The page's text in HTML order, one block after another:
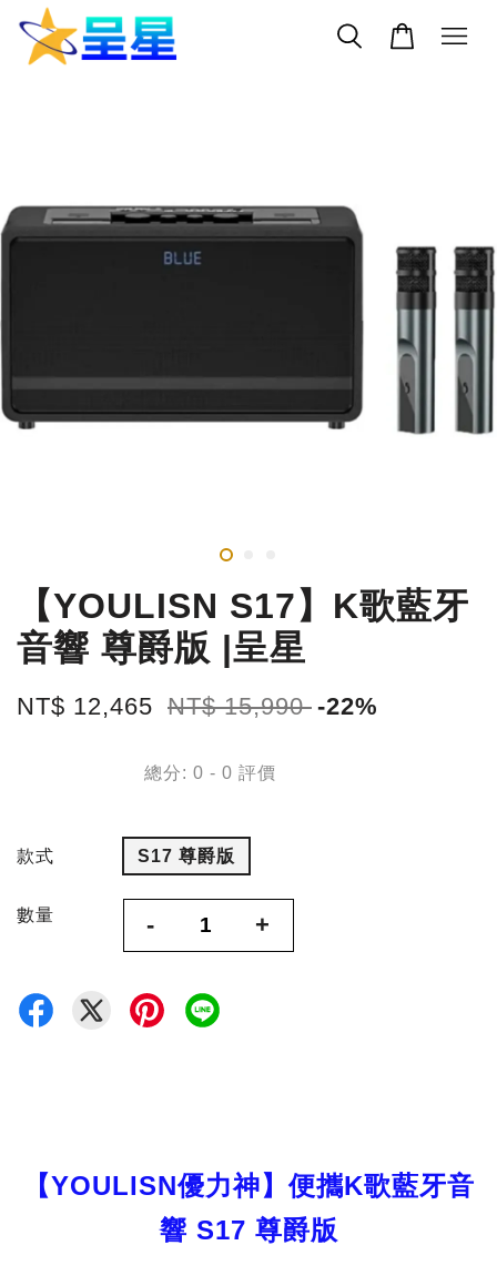
【YOULISN S17】K歌藍牙
音響 尊爵版 |呈星
NT$ 12,465 NT$ 15,990 -22%
總分: 0 - 0 評價
款式 S17 尊爵版
數量 - +
【YOULISN優力神】便攜K歌藍牙音
響 S17 尊爵版